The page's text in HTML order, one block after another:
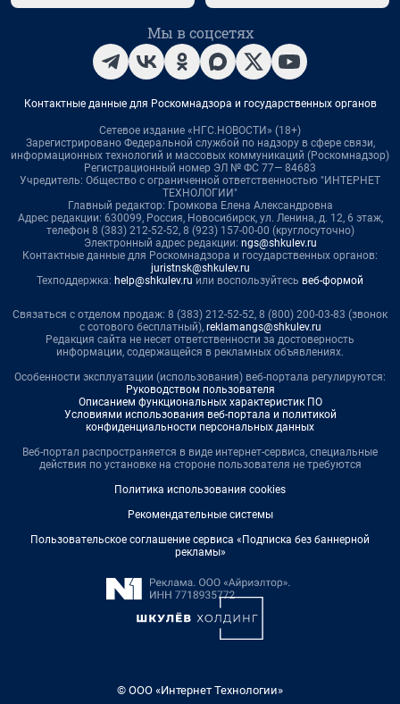
Мы в соцсетях
Контактные данные для Роскомнадзора и государственных органов
Сетевое издание «НГС.НОВОСТИ» (18+)
Зарегистрировано Федеральной службой по надзору в сфере связи,
информационных технологий и массовых коммуникаций (Роскомнадзор)
Регистрационный номер ЭЛ № ФС 77— 84683
Учредитель: Общество с ограниченной ответственностью "ИНТЕРНЕТ
ТЕХНОЛОГИИ"
Главный редактор: Громкова Елена Александровна
Адрес редакции: 630099, Россия, Новосибирск, ул. Ленина, д. 12, 6 этаж,
телефон 8 (383) 212-52-52, 8 (923) 157-00-00 (круглосуточно)
Электронный адрес редакции: ngs@shkulev.ru
Контактные данные для Роскомнадзора и государственных органов:
juristnsk@shkulev.ru
Техподдержка: help@shkulev.ru или воспользуйтесь веб-формой
Связаться с отделом продаж: 8 (383) 212-52-52, 8 (800) 200-03-83 (звонок
с сотового бесплатный), reklamangs@shkulev.ru
Редакция сайта не несет ответственности за достоверность
информации, содержащейся в рекламных объявлениях.
Особенности эксплуатации (использования) веб-портала регулируются:
Руководством пользователя
Описанием функциональных характеристик ПО
Условиями использования веб-портала и политикой
конфиденциальности персональных данных
Веб-портал распространяется в виде интернет-сервиса, специальные
действия по установке на стороне пользователя не требуются
Политика использования cookies
Рекомендательные системы
Пользовательское соглашение сервиса «Подписка без баннерной
рекламы»
© ООО «Интернет Технологии»